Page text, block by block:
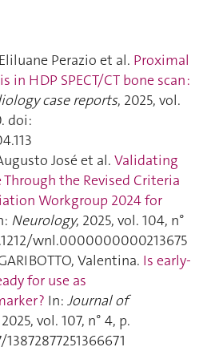
Perazio et al. Proximal
HDP SPECT/CT bone scan :
case reports, 2025, vol.
doi:
José et al. Validating
the Revised Criteria
Workgroup 2024 for
Neurology, 2025, vol. 104, n°
wnl.0000000000213675
Valentina. Is early-
for use as
? In: Journal of
vol. 107, n° 4, p.
13872877251366671